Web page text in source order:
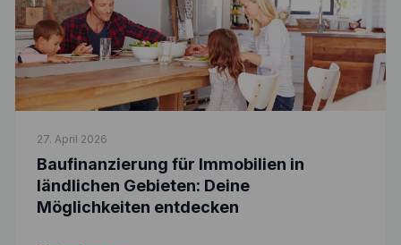
27. April 2026
Baufinanzierung für Immobilien in
ländlichen Gebieten: Deine
Möglichkeiten entdecken